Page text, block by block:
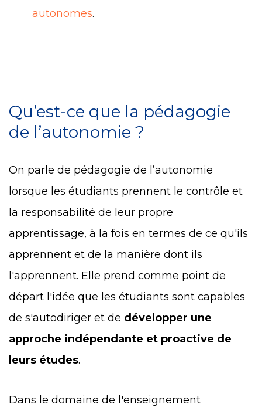
autonomes.
Qu’est-ce que la pédagogie
de l’autonomie ?
On parle de pédagogie de l’autonomie
lorsque les étudiants prennent le contrôle et
la responsabilité de leur propre
apprentissage, à la fois en termes de ce qu'ils
apprennent et de la manière dont ils
l'apprennent. Elle prend comme point de
départ l'idée que les étudiants sont capables
de s'autodiriger et de développer une
approche indépendante et proactive de
leurs études.
Dans le domaine de l'enseignement